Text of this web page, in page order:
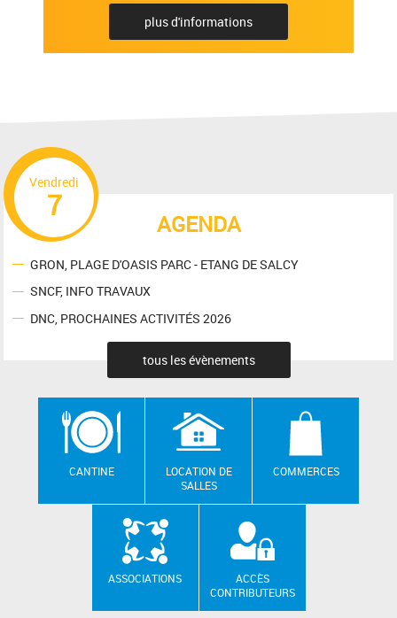
plus d'informations
AGENDA
Vendredi
7
GRON, PLAGE D'OASIS PARC - ETANG DE SALCY
SNCF, INFO TRAVAUX
DNC, PROCHAINES ACTIVITÉS 2026
tous les évènements
CANTINE
LOCATION DE
SALLES
COMMERCES
ASSOCIATIONS
ACCÈS
CONTRIBUTEURS